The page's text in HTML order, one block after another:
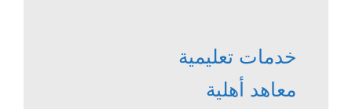
خدمات تعليمية
معاهد أهلية